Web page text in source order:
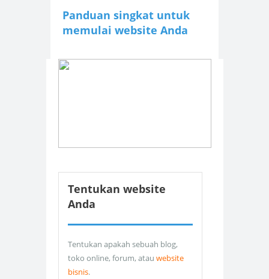
Panduan singkat untuk
memulai website Anda
Tentukan website
Anda
Tentukan apakah sebuah blog,
toko online, forum, atau website
bisnis.